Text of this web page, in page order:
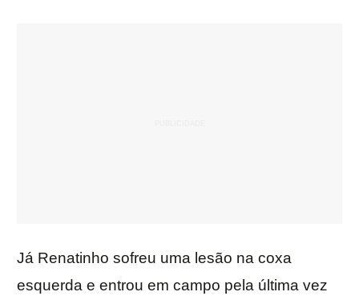
Já Renatinho sofreu uma lesão na coxa
esquerda e entrou em campo pela última vez